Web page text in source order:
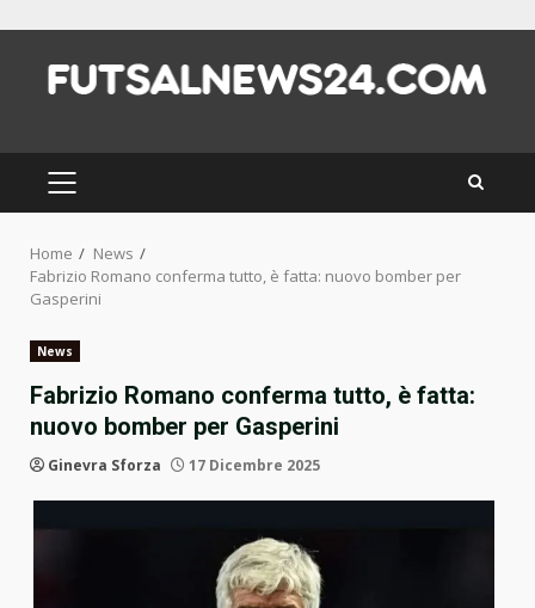
content
PRIMARY
MENU
Home
News
Fabrizio Romano conferma tutto, è fatta: nuovo bomber per
Gasperini
News
Fabrizio Romano conferma tutto, è fatta:
nuovo bomber per Gasperini
Ginevra Sforza 17 Dicembre 2025